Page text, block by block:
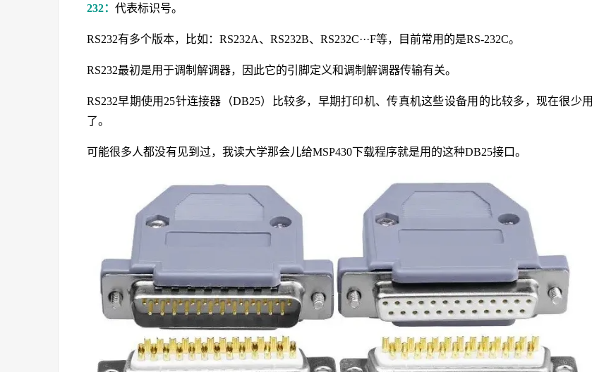
232： 代表标识号。
RS232有多个版本，比如：RS232A、RS232B、RS232C···F等，目前常用的是RS-232C。
RS232最初是用于调制解调器，因此它的引脚定义和调制解调器传输有关。
RS232早期使用25针连接器（DB25）比较多，早期打印机、传真机这些设备用的比较多，现在很少用
了。
可能很多人都没有见到过，我读大学那会儿给MSP430下载程序就是用的这种DB25接口。